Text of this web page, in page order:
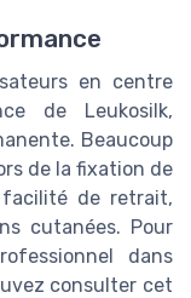
en centre
de Leukosilk,
Beaucoup
de la fixation de
de retrait,
cutanées. Pour
dans
consulter cet